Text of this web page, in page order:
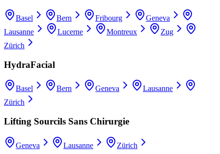
Basel Bern Fribourg
Geneva
Lausanne
Lucerne Montreux
Zug
Zürich
HydraFacial
Basel Bern Geneva
Lausanne
Zürich
Lifting Sourcils Sans Chirurgie
Geneva Lausanne Zürich